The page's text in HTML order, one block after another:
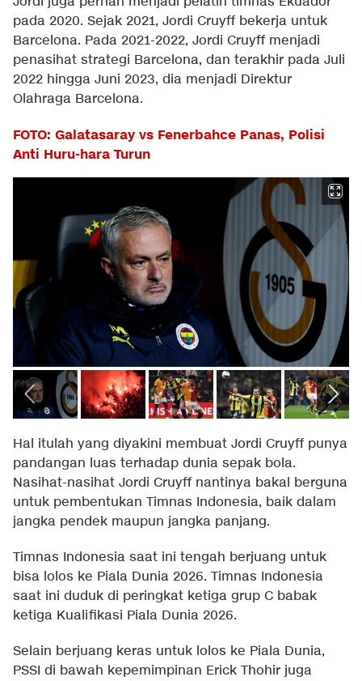
pada 2020. Sejak 2021, Jordi Cruyff bekerja untuk
Barcelona. Pada 2021-2022, Jordi Cruyff menjadi
penasihat strategi Barcelona, dan terakhir pada Juli
2022 hingga Juni 2023, dia menjadi Direktur
Olahraga Barcelona.
FOTO: Galatasaray vs Fenerbahce Panas, Polisi
Anti Huru-hara Turun
Hal itulah yang diyakini membuat Jordi Cruyff punya
pandangan luas terhadap dunia sepak bola.
Nasihat-nasihat Jordi Cruyff nantinya bakal berguna
untuk pembentukan Timnas Indonesia, baik dalam
jangka pendek maupun jangka panjang.
Timnas Indonesia saat ini tengah berjuang untuk
bisa lolos ke Piala Dunia 2026. Timnas Indonesia
saat ini duduk di peringkat ketiga grup C babak
ketiga Kualifikasi Piala Dunia 2026.
Selain berjuang keras untuk lolos ke Piala Dunia,
PSSI di bawah kepemimpinan Erick Thohir juga